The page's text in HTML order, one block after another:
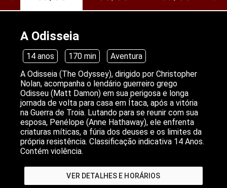
A Odisseia
14 anos 170 min
Aventura
A Odisseia (The Odyssey), dirigido por Christopher
Nolan, acompanha o lendário guerreiro grego
Odisseu (Matt Damon) em sua perigosa e longa
jornada de volta para casa em Ítaca, após a vitória
na Guerra de Troia. Lutando para se reunir com sua
esposa, Penélope (Anne Hathaway), ele enfrenta
criaturas míticas, a fúria dos deuses e os limites da
própria resistência. Classificação indicativa 14 Anos.
Contém violência.
VER DETALHES E HORÁRIOS